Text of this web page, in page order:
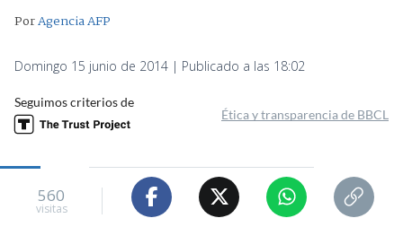
PorAgencia AFP
Domingo 15 junio de 2014 | Publicado a las 18:02
Seguimos criterios de
Ética y transparencia de BBCL
560
visitas